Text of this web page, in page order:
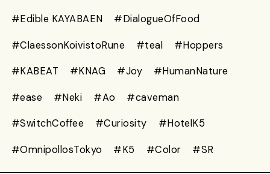
#Edible KAYABAEN #DialogueOfFood
#ClaessonKoivistoRune #teal #Hoppers
#KABEAT #KNAG #Joy #HumanNature
#ease #Neki #Ao #caveman
#SwitchCoffee #Curiosity #HotelK5
#OmnipollosTokyo #K5 #Color #SR